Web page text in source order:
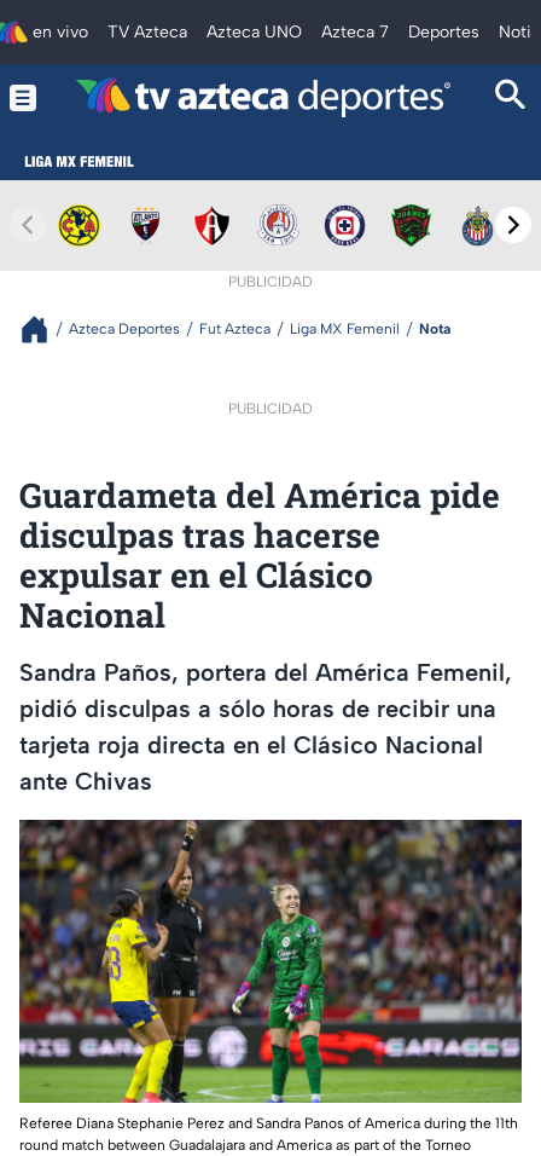
en vivo TV Azteca Azteca UNO Azteca 7 Deportes
PUBLICIDAD
Azteca Deportes Fut Azteca Liga MX Femenil Nota
PUBLICIDAD
Guardameta del América pide
disculpas tras hacerse
expulsar en el Clásico
Nacional
Sandra Paños, portera del América Femenil,
pidió disculpas a sólo horas de recibir una
tarjeta roja directa en el Clásico Nacional
ante Chivas
Referee Diana Stephanie Perez and Sandra Panos of America during the 11th
round match between Guadalajara and America as part of the Torneo